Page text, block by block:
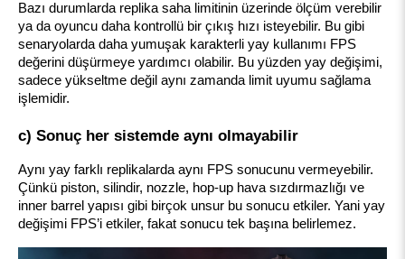
Bazı durumlarda replika saha limitinin üzerinde ölçüm verebilir
ya da oyuncu daha kontrollü bir çıkış hızı isteyebilir. Bu gibi
senaryolarda daha yumuşak karakterli yay kullanımı FPS
değerini düşürmeye yardımcı olabilir. Bu yüzden yay değişimi,
sadece yükseltme değil aynı zamanda limit uyumu sağlama
işlemidir.
c) Sonuç her sistemde aynı olmayabilir
Aynı yay farklı replikalarda aynı FPS sonucunu vermeyebilir.
Çünkü piston, silindir, nozzle, hop-up hava sızdırmazlığı ve
inner barrel yapısı gibi birçok unsur bu sonucu etkiler. Yani yay
değişimi FPS’i etkiler, fakat sonucu tek başına belirlemez.